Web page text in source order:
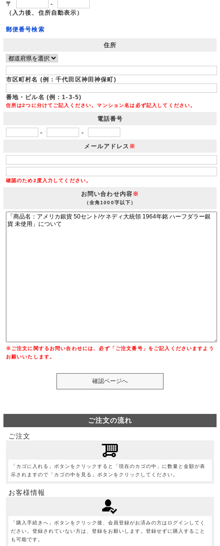
〒
-
（入力後、住所自動表示）
郵便番号検索
住所
市区町村名 (例：千代田区神田神保町)
番地・ビル名 (例：1-3-5)
住所は2つに分けてご記入ください。マンション名は必ず記入してください。
電話番号
- -
メールアドレス ※
確認のため2度入力してください。
お問い合わせ内容※
（全角1000字以下）
※ご注文に関するお問い合わせには、必ず「ご注文番号」をご記入くださいますよう
お願いいたします。
ご注文の流れ
ご注文
「カゴに入れる」ボタンをクリックすると「現在のカゴの中」に数量と金額が表
示されますので「カゴの中を見る」ボタンをクリックしてください。
お客様情報
「購入手続きへ」ボタンをクリック後、会員登録がお済みの方はログインしてく
ださい。登録されていない方は、登録をお願いします。登録せずに購入すること
も可能です。